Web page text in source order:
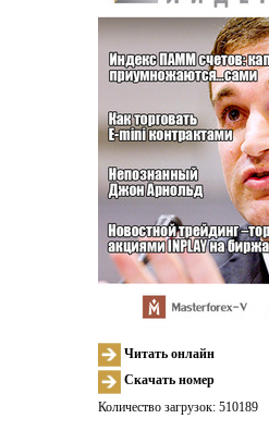
Читать онлайн
Скачать номер
Количество загрузок: 510189